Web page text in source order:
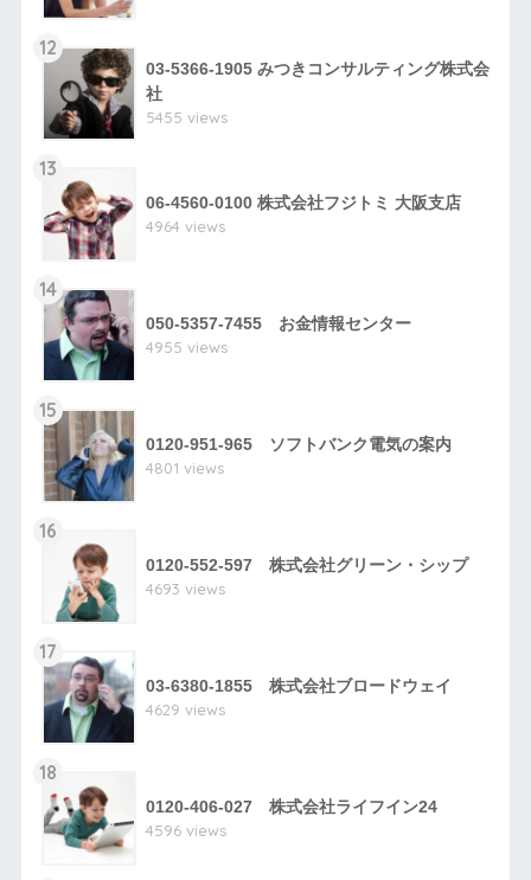
12
03-5366-1905 みつきコンサルティング株式会
社
5455 views
13
06-4560-0100 株式会社フジトミ 大阪支店
4964 views
14
050-5357-7455 お金情報センター
4955 views
15
0120-951-965 ソフトバンク電気の案内
4801 views
16
0120-552-597 株式会社グリーン・シップ
4693 views
17
03-6380-1855 株式会社ブロードウェイ
4629 views
18
0120-406-027 株式会社ライフイン24
4596 views